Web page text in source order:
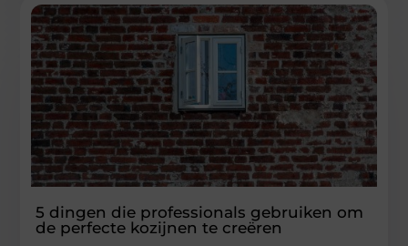
5 dingen die professionals gebruiken om
de perfecte kozijnen te creëren